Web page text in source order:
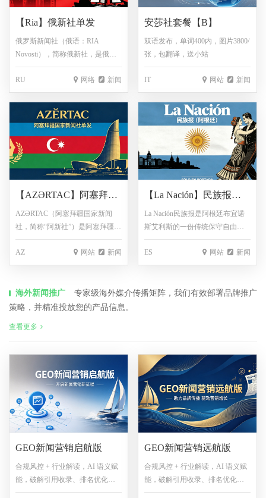
400以内，图3800/张，包翻译
里。该社主要向报纸提供国内外
政治、经济新闻及新闻图片，通
过整合内容资源实现跨区域新闻
社与谷歌达成合作协议，授权其
使用成员新闻报道和图片内容，
并在相关页面展示广告，标志着
该组织在数字化传播与内容商业
化领域的拓展。西班牙语发布，
单词限500内，标题限105个字
符，免费1图，包翻译【需要预
审】
【Ria】俄新社单发
俄罗斯新闻社（俄语：RIA
Novosti），简称俄新社，是俄罗
斯联邦政府直接控制的官方通讯
社。其前身为苏联新闻社，成立
于1961年，1993年被确定为国家
效性强、高水平的权威新闻媒
体，在45个国家和地区设有分
社，用14种语言发稿。报道俄罗
斯国家及世界相关新闻，涵盖了
经济、政治、科技、文化和教
个领域。
RU 网络 新闻
安莎社套餐【B】
双语发布，单词400内，图片3800/
张，包翻译，送小站
IT 网站 新闻
【AZƏRTAC】阿塞拜疆
国家新闻社单发
AZƏRTAC（阿塞拜疆国家新闻
社，简称“阿新社”）是阿塞拜疆共
和国的官方国家通讯社，承担着
向国内外发布政府信息、时政要
闻及各类公共资讯的重要职能。
在首都巴库。该社是一家历史悠
久、权威性高的国家通讯社，是
威发布渠道，与全球50家通讯社
闻社联盟、伊斯兰合作组织国家
通讯社联盟、“一带一路”经济信息
共享网及突厥语新闻社联盟等多
个国际新闻组织。报道阿塞拜疆
国家及世界相关新闻，用阿塞拜
语、阿拉伯语、中文（自2014年
起开通中文版）等语言发稿。涵
盖了经济、政治、文化、体育、
AZ 网站 新闻
【La Nación】民族报
（阿根廷）单发
La Nación民族报是阿根廷布宜诺
斯艾利斯的一份传统保守自由主
义报纸，创刊于 1870 年 1 月 4
日，阿根廷历史最悠久、最具影
响力的报纸之一，是阿根廷纸质
美洲乃至全球西语媒体中都享有
ES 网站 新闻
海外新闻推广
专家级海外媒介传播矩阵，我们有效部署品牌推广
策略，并精准投放您的产品信息。
查看更多
GEO新闻营销启航版
合规风控 + 行业解读，AI 语义赋
能，破解引用收录、排名优化痛
点，2套AI询盘线索专题库
GEO新闻营销远航版
合规风控 + 行业解读，AI 语义赋
能，破解引用收录、排名优化痛
点，2套AI询盘线索专题库